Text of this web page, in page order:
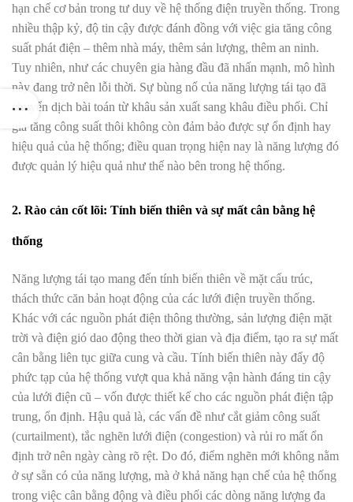
hạn chế cơ bản trong tư duy về hệ thống điện truyền thống. Trong
nhiều thập kỷ, độ tin cậy được đánh đồng với việc gia tăng công
suất phát điện – thêm nhà máy, thêm sản lượng, thêm an ninh.
Tuy nhiên, như các chuyên gia hàng đầu đã nhấn mạnh, mô hình
này đang trở nên lỗi thời. Sự bùng nổ của năng lượng tái tạo đã
chuyển dịch bài toán từ khâu sản xuất sang khâu điều phối. Chỉ
gia tăng công suất thôi không còn đảm bảo được sự ổn định hay
hiệu quả của hệ thống; điều quan trọng hiện nay là năng lượng đó
được quản lý hiệu quả như thế nào bên trong hệ thống.
2. Rào cản cốt lõi: Tính biến thiên và sự mất cân bằng hệ
thống
Năng lượng tái tạo mang đến tính biến thiên về mặt cấu trúc,
thách thức căn bản hoạt động của các lưới điện truyền thống.
Khác với các nguồn phát điện thông thường, sản lượng điện mặt
trời và điện gió dao động theo thời gian và địa điểm, tạo ra sự mất
cân bằng liên tục giữa cung và cầu. Tính biến thiên này đẩy độ
phức tạp của hệ thống vượt qua khả năng vận hành đáng tin cậy
của lưới điện cũ – vốn được thiết kế cho các nguồn phát điện tập
trung, ổn định. Hậu quả là, các vấn đề như cắt giảm công suất
(curtailment), tắc nghẽn lưới điện (congestion) và rủi ro mất ổn
định trở nên ngày càng rõ rệt. Do đó, điểm nghẽn mới không nằm
ở sự sẵn có của năng lượng, mà ở khả năng hạn chế của hệ thống
trong việc cân bằng động và điều phối các dòng năng lượng đa